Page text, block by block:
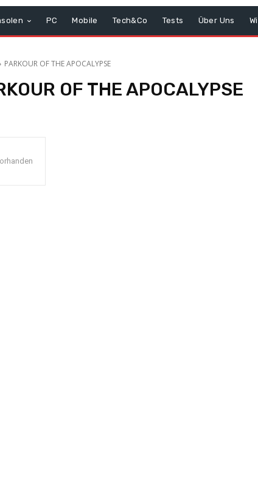
PC Mobile Tech&Co Tests Über Uns
PARKOUR OF THE APOCALYPSE
OF THE APOCALYPSE